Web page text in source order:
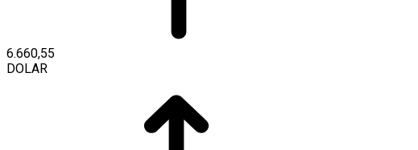
6.660,55
DOLAR